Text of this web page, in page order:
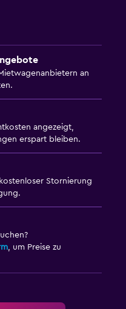
an
angezeigt,
erspart bleiben.
Stornierung
, um Preise zu